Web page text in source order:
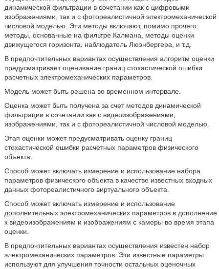
динамической фильтрации в сочетании как с цифровыми
изображениями, так и с фотореалистичной электромеханической
числовой моделью. Эти методы включают, помимо прочего:
методы, основанные на фильтре Калмана, методы оценки
движущегося горизонта, наблюдатель Люэнбергера, и т.д.
В предпочтительных вариантах осуществления алгоритм оценки
предусматривает оценивание границ стохастической ошибки
расчетных электромеханических параметров.
Модель может быть решена во временном интервале.
Оценка может быть получена за счет методов динамической
фильтрации в сочетании как с видеоизображениями,
изображениями, так и с фотореалистичной числовой моделью.
Этап оценки может предусматривать оценку границ
стохастической ошибки расчетных параметров физического
объекта.
Способ может включать измерение и использование набора
параметров физического объекта в качестве известных входных
данных фотореалистичного виртуального объекта.
Способ может включать измерение и использование
дополнительных электромеханических параметров в дополнение
к видеоизображениям и изображениям с камеры во время этапа
оценки.
В предпочтительных вариантах осуществления известен набор
электромеханических параметров. Эти известные параметры
используют для улучшения точности остальных оценочных